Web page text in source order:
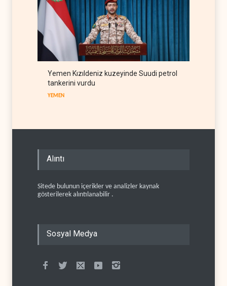
Yemen Kızıldeniz kuzeyinde Suudi petrol
tankerini vurdu
YEMEN
Alıntı
Sitede bulunun içerikler ve analizler kaynak
gösterilerek alıntılanabilir .
Sosyal Medya